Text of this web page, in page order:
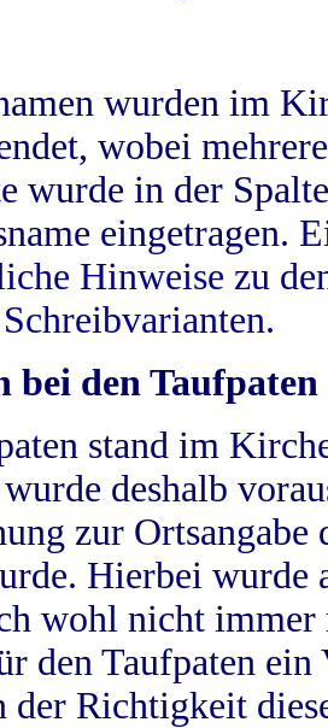
wurden im
wobei
wurde in der
eingetragen.
Hinweise zu
bei den Taufpaten
stand im
deshalb
zur
Hierbei wurde
wohl nicht
den Taufpaten
der Richtigkeit